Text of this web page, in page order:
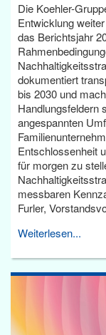
Die Koehler-
Entwicklung
das Berichtsjahr
dokumentiert
bis 2030 und
Handlungsfeldern
angespannten
Entschlossenheit
für morgen zu
messbaren
Furler,
Weiterlesen...